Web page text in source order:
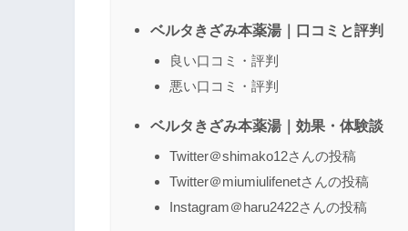
ベルタきざみ本薬湯｜口コミと評判
良い口コミ・評判
悪い口コミ・評判
ベルタきざみ本薬湯｜効果・体験談
Twitter＠shimako12さんの投稿
Twitter＠miumiulifenetさんの投稿
Instagram＠haru2422さんの投稿